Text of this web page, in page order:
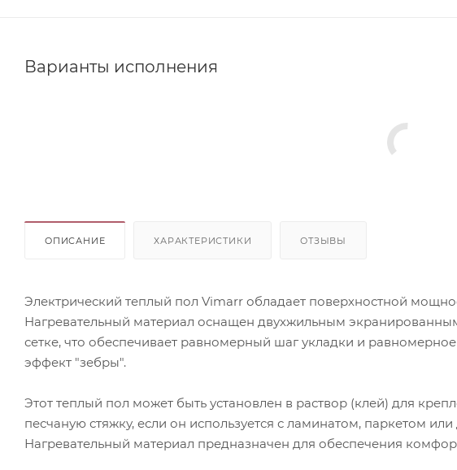
Варианты исполнения
ОПИСАНИЕ ХАРАКТЕРИСТИКИ ОТЗЫВЫ
Электрический теплый пол Vimarr обладает поверхностной
Нагревательный материал оснащен двухжильным
сетке, что обеспечивает равномерный шаг укладки и
эффект "зебры".
Этот теплый пол может быть установлен в раствор (клей) для
песчаную стяжку, если он используется с ламинатом, паркетом
Нагревательный материал предназначен для обеспечения